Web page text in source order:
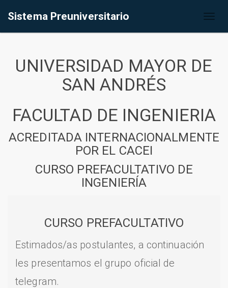
Sistema Preuniversitario
UNIVERSIDAD MAYOR DE
SAN ANDRÉS
FACULTAD DE INGENIERIA
ACREDITADA INTERNACIONALMENTE
POR EL CACEI
CURSO PREFACULTATIVO DE
INGENIERÍA
CURSO PREFACULTATIVO
Estimados/as postulantes, a continuación
les presentamos el grupo oficial de
telegram.